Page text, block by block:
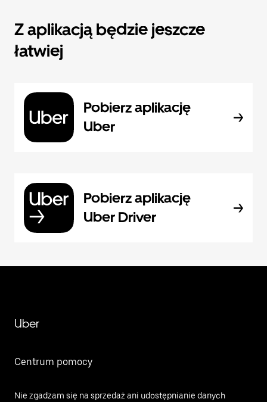
Z aplikacją będzie jeszcze
łatwiej
Pobierz aplikację
Uber
Pobierz aplikację
Uber Driver
Uber
Centrum pomocy
Nie zgadzam się na sprzedaż ani udostępnianie danych